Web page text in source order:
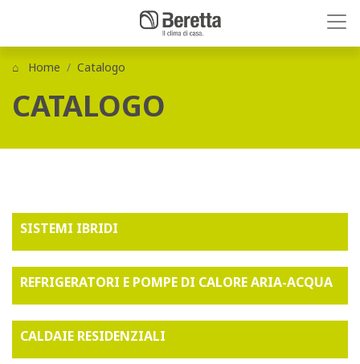
Home Catalogo
CATALOGO
SISTEMI IBRIDI
REFRIGERATORI E POMPE DI CALORE ARIA-ACQUA
CALDAIE RESIDENZIALI